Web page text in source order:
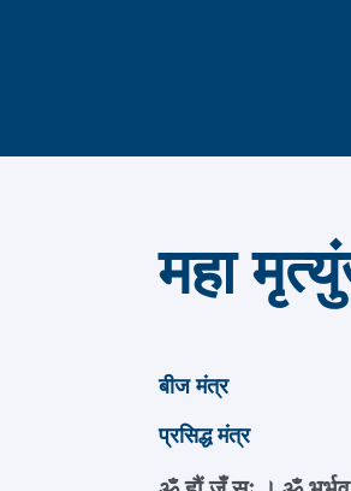
महा
बीज मंत्र
प्रसिद्ध मंत्र